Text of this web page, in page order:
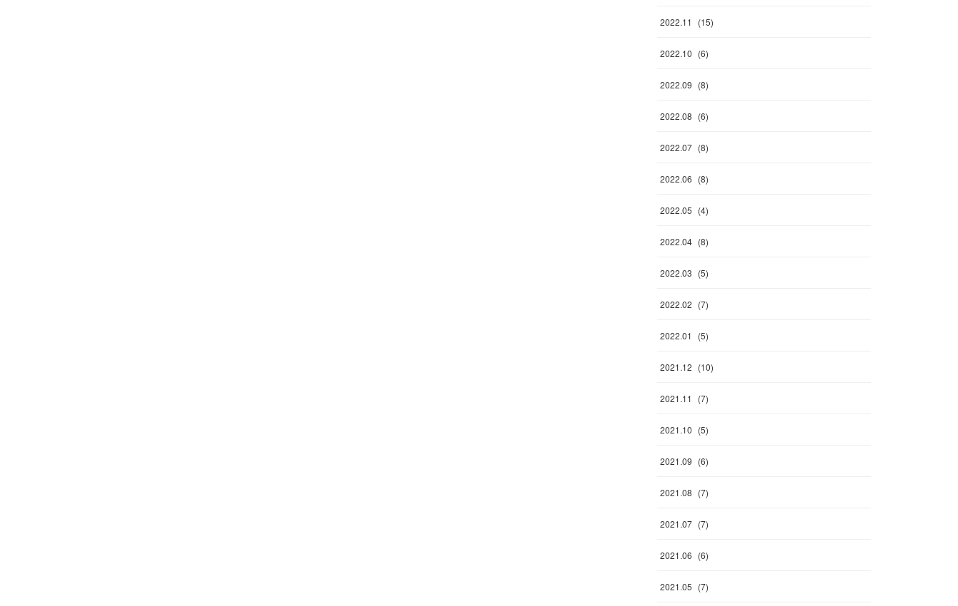
2022.11 (15)
2022.10 (6)
2022.09 (8)
2022.08 (6)
2022.07 (8)
2022.06 (8)
2022.05 (4)
2022.04 (8)
2022.03 (5)
2022.02 (7)
2022.01 (5)
2021.12 (10)
2021.11 (7)
2021.10 (5)
2021.09 (6)
2021.08 (7)
2021.07 (7)
2021.06 (6)
2021.05 (7)